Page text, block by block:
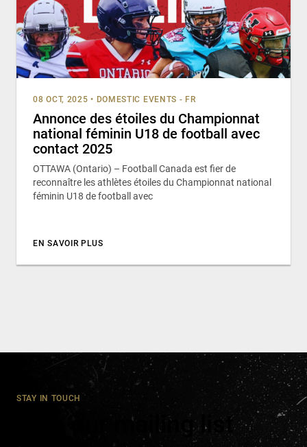
08 OCT, 2025 • DOMESTIC EVENTS - FR
Annonce des étoiles du Championnat
national féminin U18 de football avec
contact 2025
OTTAWA (Ontario) – Football Canada est fier de
reconnaître les athlètes étoiles du Championnat national
féminin U18 de football avec
EN SAVOIR PLUS
STAY IN TOUCH
Join our mailing list